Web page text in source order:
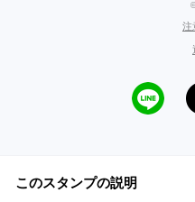
注
このスタンプの説明